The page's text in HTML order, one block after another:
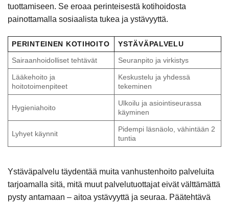
tuottamiseen. Se eroaa perinteisestä kotihoidosta
painottamalla sosiaalista tukea ja ystävyyttä.
PERINTEINEN KOTIHOITO
YSTÄVÄPALVELU
Sairaanhoidolliset tehtävät
Seuranpito ja virkistys
Lääkehoito ja
hoitotoimenpiteet
Keskustelu ja yhdessä
tekeminen
Hygieniahoito
Ulkoilu ja asiointiseurassa
käyminen
Lyhyet käynnit
Pidempi läsnäolo, vähintään 2
tuntia
Ystäväpalvelu täydentää muita vanhustenhoito palveluita
tarjoamalla sitä, mitä muut palvelutuottajat eivät välttämättä
pysty antamaan – aitoa ystävyyttä ja seuraa. Päätehtävä